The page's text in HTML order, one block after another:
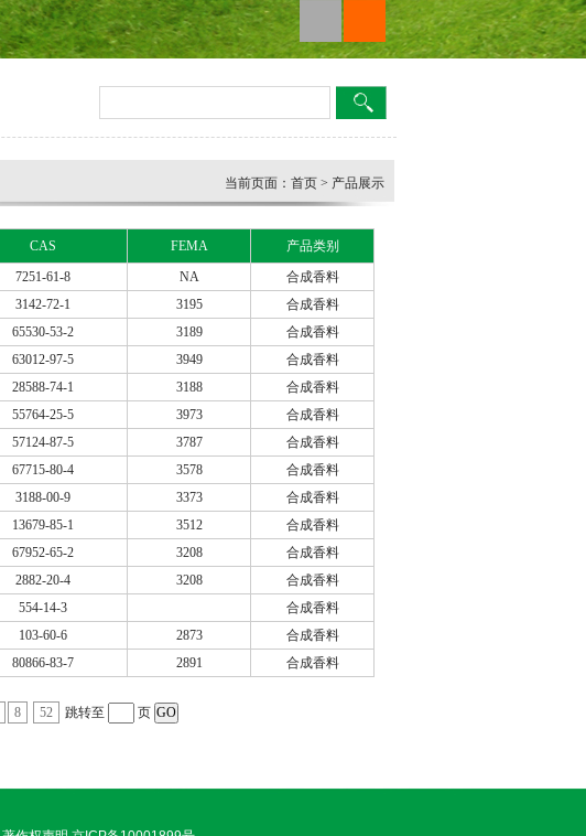
当前页面： 首页 > 产品展示
CAS FEMA
产品类别
7251-61-8 NA
合成香料
3142-72-1 3195
合成香料
65530-53-2 3189
合成香料
63012-97-5 3949
合成香料
28588-74-1 3188
合成香料
55764-25-5 3973
合成香料
57124-87-5 3787
合成香料
67715-80-4 3578
合成香料
3188-00-9 3373
合成香料
13679-85-1 3512
合成香料
67952-65-2 3208
合成香料
2882-20-4 3208
合成香料
554-14-3
合成香料
103-60-6 2873
合成香料
80866-83-7 2891 合成香料
8 52 跳转至 页